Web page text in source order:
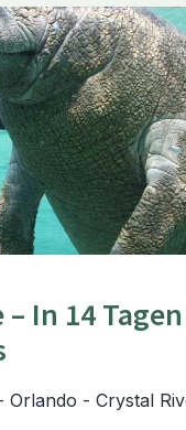
In 14 Tagen
Orlando - Crystal